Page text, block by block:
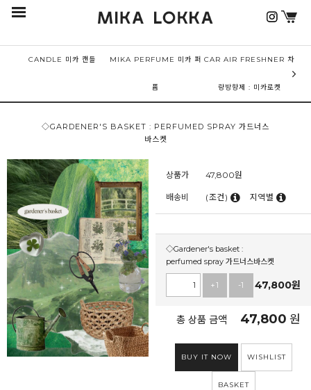
CANDLE 미카 캔들 MIKA PERFUME 미카 퍼
퓸
CAR AIR FRESHNER 차
량방향제 : 미카로켓
◇GARDENER'S BASKET : PERFUMED SPRAY 가드너스
바스켓
상품가 47,800원
배송비 (조건) 지역별
◇Gardener's basket :
perfumed spray 가드너스바스켓
+1 -1 47,800원
총 상품 금액 47,800 원
BUY IT NOW WISHLIST
BASKET